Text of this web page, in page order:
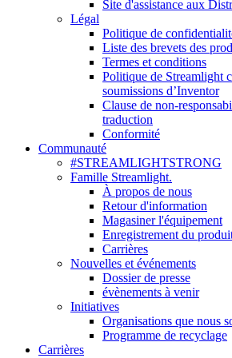
Site d'assistance aux
Légal
Politique de
Liste des brevets des
Termes et conditions
Politique de Streamlight
soumissions d’Inventor
Clause de non-
traduction
Conformité
Communauté
#STREAMLIGHTSTRONG
Famille Streamlight.
À propos de nous
Retour d'information
Magasiner l'équipement
Enregistrement du
Carrières
Nouvelles et événements
Dossier de presse
évènements à venir
Initiatives
Organisations que nous
Programme de recyclage
Carrières